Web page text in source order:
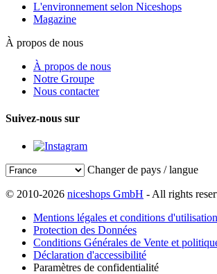
L'environnement selon Niceshops
Magazine
À propos de nous
À propos de nous
Notre Groupe
Nous contacter
Suivez-nous sur
Changer de pays / langue
© 2010-2026 niceshops GmbH - All rights
Mentions légales et conditions d'utilisation
Protection des Données
Conditions Générales de Vente et
Déclaration d'accessibilité
Paramètres de confidentialité